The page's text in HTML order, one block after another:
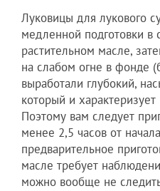
Луковицы для лукового
медленной подготовки в
растительном масле,
на слабом огне в фонде
выработали глубокий,
который и
Поэтому вам следует
менее 2,5 часов от
предварительное
масле требует
можно вообще не